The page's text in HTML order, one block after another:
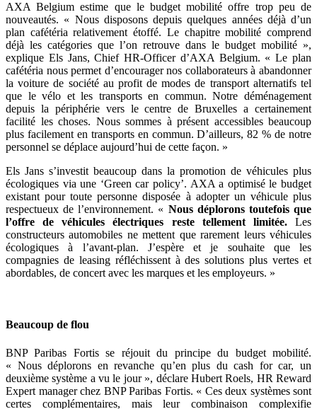
AXA Belgium estime que le budget mobilité offre trop peu de
nouveautés. « Nous disposons depuis quelques années déjà d’un
plan cafétéria relativement étoffé. Le chapitre mobilité comprend
déjà les catégories que l’on retrouve dans le budget mobilité »,
explique Els Jans, Chief HR-Officer d’AXA Belgium. « Le plan
cafétéria nous permet d’encourager nos collaborateurs à abandonner
la voiture de société au profit de modes de transport alternatifs tel
que le vélo et les transports en commun. Notre déménagement
depuis la périphérie vers le centre de Bruxelles a certainement
facilité les choses. Nous sommes à présent accessibles beaucoup
plus facilement en transports en commun. D’ailleurs, 82 % de notre
personnel se déplace aujourd’hui de cette façon. »
Els Jans s’investit beaucoup dans la promotion de véhicules plus
écologiques via une ‘Green car policy’. AXA a optimisé le budget
existant pour toute personne disposée à adopter un véhicule plus
respectueux de l’environnement. « Nous déplorons toutefois que
l’offre de véhicules électriques reste tellement limitée.Les
constructeurs automobiles ne mettent que rarement leurs véhicules
écologiques à l’avant-plan. J’espère et je souhaite que les
compagnies de leasing réfléchissent à des solutions plus vertes et
abordables, de concert avec les marques et les employeurs. »
Beaucoup de flou
BNP Paribas Fortis se réjouit du principe du budget mobilité.
« Nous déplorons en revanche qu’en plus du cash for car, un
deuxième système a vu le jour », déclare Hubert Roels, HR Reward
Expert manager chez BNP Paribas Fortis. « Ces deux systèmes sont
certes complémentaires, mais leur combinaison complexifie